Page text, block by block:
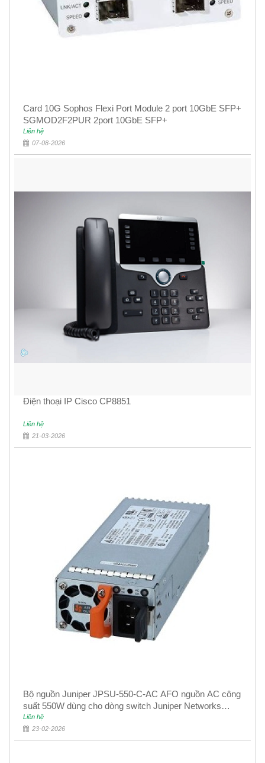
Card 10G Sophos Flexi Port Module 2 port 10GbE SFP+
SGMOD2F2PUR 2port 10GbE SFP+
Liên hệ
07-08-2026
Điện thoại IP Cisco CP8851
Liên hệ
21-03-2026
Bộ nguồn Juniper JPSU-550-C-AC AFO nguồn AC công
suất 550W dùng cho dòng switch Juniper Networks
EX4400
Liên hệ
23-02-2026